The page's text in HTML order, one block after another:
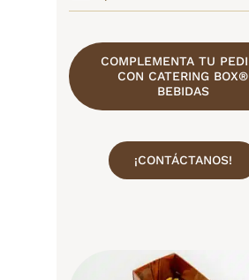
COMPLEMENTA TU
CON CATERING BOX®
BEBIDAS
¡CONTÁCTANOS!